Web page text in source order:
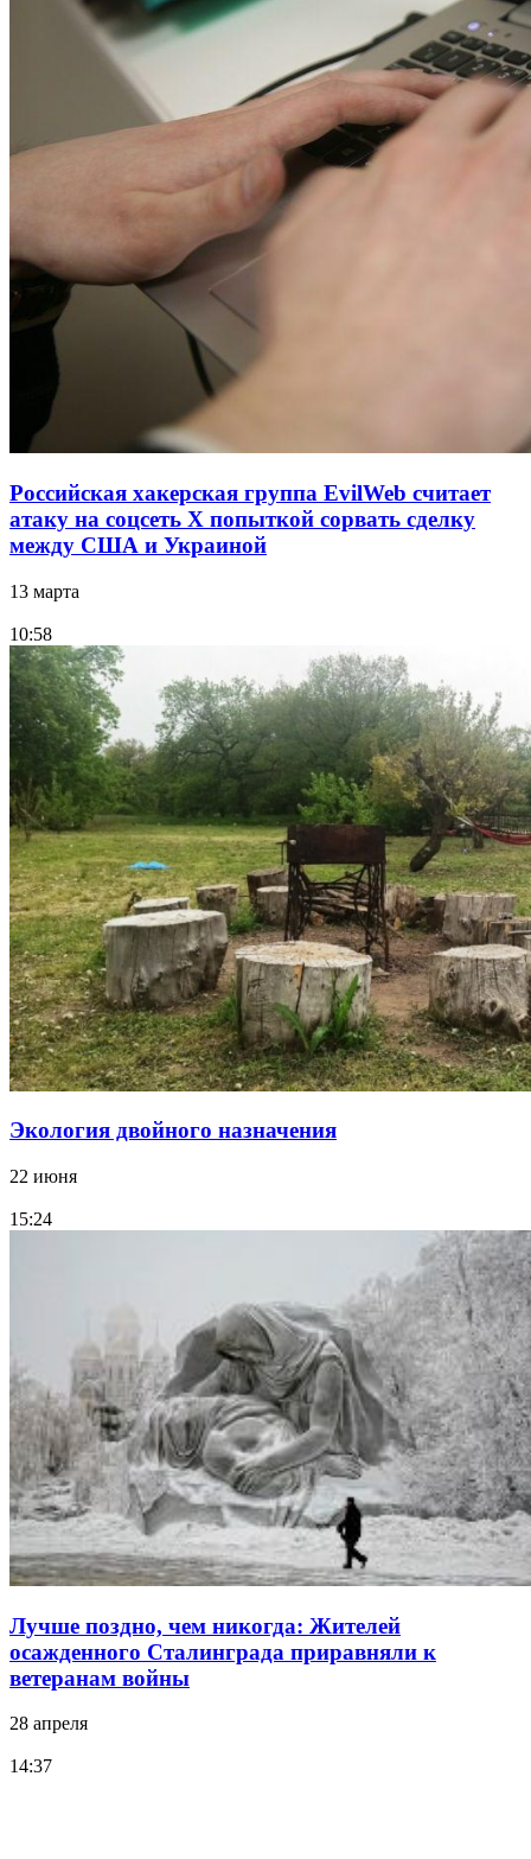
Российская хакерская группа EvilWeb считает
атаку на соцсеть Х попыткой сорвать сделку
между США и Украиной
13 марта
10:58
Экология двойного назначения
22 июня
15:24
Лучше поздно, чем никогда: Жителей
осажденного Сталинграда приравняли к
ветеранам войны
28 апреля
14:37